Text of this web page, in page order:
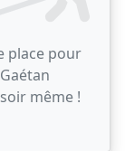
place pour
même !